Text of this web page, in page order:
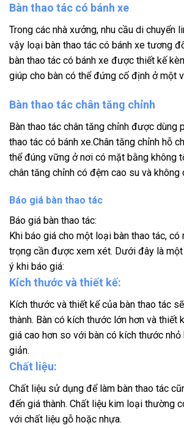
Bàn thao tác có bánh xe
Trong các nhà xưởng, nhu cầu di chuyển
vậy loại bàn thao tác có bánh xe tương
bàn thao tác có bánh xe được thiết kế
giúp cho bàn có thể đứng cố định ở một
Bàn thao tác chân tăng chỉnh
Bàn thao tác chân tăng chỉnh được dùng
thao tác có bánh xe.Chân tăng chỉnh hỗ
thể đúng vững ở nơi có mặt bằng không
chân tăng chỉnh có đệm cao su và không
Báo giá bàn thao tác
Báo giá bàn thao tác:
Khi báo giá cho một loại bàn thao tác,
trọng cần được xem xét. Dưới đây là
ý khi báo giá:
Kích thước và thiết kế:
Kích thước và thiết kế của bàn thao tác
thành. Bàn có kích thước lớn hơn và thiết
giá cao hơn so với bàn có kích thước nhỏ
giản.
Chất liệu:
Chất liệu sử dụng để làm bàn thao tác
đến giá thành. Chất liệu kim loại thường
với chất liệu gỗ hoặc nhựa.